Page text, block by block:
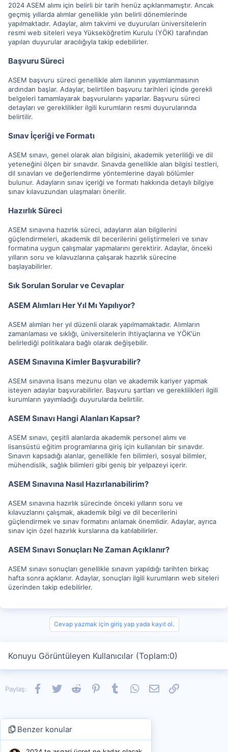
2024 ASEM alımı için belirli bir tarih henüz açıklanmamıştır. Ancak
geçmiş yıllarda alımlar genellikle yılın belirli dönemlerinde
yapılmaktadır. Adaylar, alım takvimi ve duyuruları üniversitelerin
resmi web siteleri veya Yükseköğretim Kurulu (YÖK) tarafından
yapılan duyurular aracılığıyla takip edebilirler.
Başvuru Süreci
ASEM başvuru süreci genellikle alım ilanının yayımlanmasının
ardından başlar. Adaylar, belirtilen başvuru tarihleri içinde gerekli
belgeleri tamamlayarak başvurularını yaparlar. Başvuru süreci
detayları ve gereklilikler ilgili kurumların resmi duyurularında
belirtilir.
Sınav İçeriği ve Formatı
ASEM sınavı, genel olarak alan bilgisini, akademik yeterliliği ve dil
yeteneğini ölçen bir sınavdır. Sınavda genellikle alan bilgisi testleri,
dil sınavları ve değerlendirme yöntemlerine dayalı bölümler
bulunur. Adayların sınav içeriği ve formatı hakkında detaylı bilgiye
sınav kılavuzundan ulaşmaları önerilir.
Hazırlık Süreci
ASEM sınavına hazırlık süreci, adayların alan bilgilerini
güçlendirmeleri, akademik dil becerilerini geliştirmeleri ve sınav
formatına uygun çalışmalar yapmalarını gerektirir. Adaylar, önceki
yılların soru ve kılavuzlarına çalışarak hazırlık sürecine
başlayabilirler.
Sık Sorulan Sorular ve Cevaplar
ASEM Alımları Her Yıl Mı Yapılıyor?
ASEM alımları her yıl düzenli olarak yapılmamaktadır. Alımların
zamanlaması ve sıklığı, üniversitelerin ihtiyaçlarına ve YÖK'ün
belirlediği politikalara bağlı olarak değişebilir.
ASEM Sınavına Kimler Başvurabilir?
ASEM sınavına lisans mezunu olan ve akademik kariyer yapmak
isteyen adaylar başvurabilirler. Başvuru şartları ve gereklilikleri ilgili
kurumların yayımladığı duyurularda belirtilir.
ASEM Sınavı Hangi Alanları Kapsar?
ASEM sınavı, çeşitli alanlarda akademik personel alımı ve
lisansüstü eğitim programlarına giriş için kullanılan bir sınavdır.
Sınavın kapsadığı alanlar, genellikle fen bilimleri, sosyal bilimler,
mühendislik, sağlık bilimleri gibi geniş bir yelpazeyi içerir.
ASEM Sınavına Nasıl Hazırlanabilirim?
ASEM sınavına hazırlık sürecinde önceki yılların soru ve
kılavuzlarını çalışmak, akademik bilgi ve dil becerilerini
güçlendirmek ve sınav formatını anlamak önemlidir. Adaylar, ayrıca
sınav için özel hazırlık kurslarına da katılabilirler.
ASEM Sınavı Sonuçları Ne Zaman Açıklanır?
ASEM sınavı sonuçları genellikle sınavın yapıldığı tarihten birkaç
hafta sonra açıklanır. Adaylar, sonuçları ilgili kurumların web siteleri
üzerinden takip edebilirler.
Cevap yazmak için giriş yap yada kayıt ol.
Konuyu Görüntüleyen Kullanıcılar (Toplam:0)
Paylaş: Facebook
TwitterReddit PinterestTumblrWhatsApp
E-postaLink
Benzer konular